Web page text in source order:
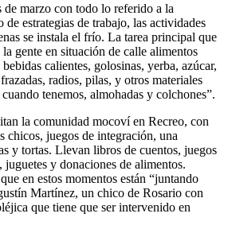
de marzo con todo lo referido a la
estrategias de trabajo, las actividades
se instala el frío. La tarea principal que
gente en situación de calle alimentos
calientes, golosinas, yerba, azúcar,
radios, pilas, y otros materiales
tenemos, almohadas y colchones”.
la comunidad mocoví en Recreo, con
chicos, juegos de integración, una
y tortas. Llevan libros de cuentos, juegos
juguetes y donaciones de alimentos.
en estos momentos están “juntando
Martínez, un chico de Rosario con
que tiene que ser intervenido en